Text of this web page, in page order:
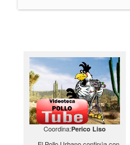
Coordina:Perico Liso